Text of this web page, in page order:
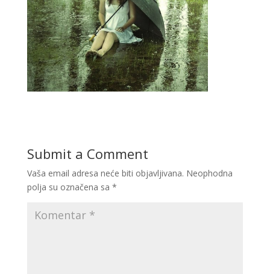
Submit a Comment
Vaša email adresa neće biti objavljivana. Neophodna
polja su označena sa *